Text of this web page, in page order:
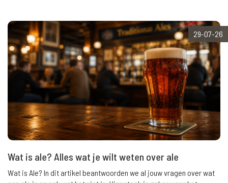
29-07-26
Wat is ale? Alles wat je wilt weten over ale
Wat is Ale? In dit artikel beantwoorden we al jouw vragen over wat